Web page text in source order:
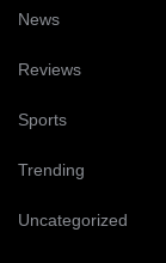
News
Reviews
Sports
Trending
Uncategorized